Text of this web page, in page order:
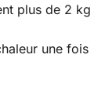
plus de 2 kg
une fois